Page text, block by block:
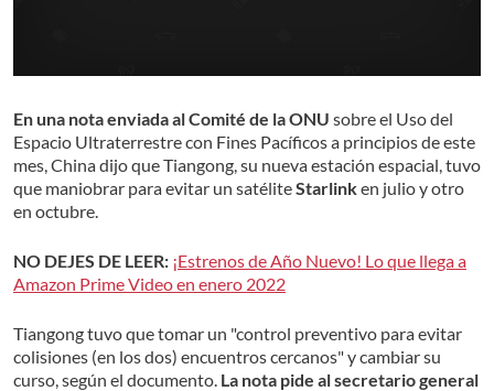
En una nota enviada al Comité de la ONU sobre el Uso del
Espacio Ultraterrestre con Fines Pacíficos a principios de este
mes, China dijo que Tiangong, su nueva estación espacial, tuvo
que maniobrar para evitar un satéliteStarlinken julio y otro
en octubre.
NO DEJES DE LEER: ¡Estrenos de Año Nuevo! Lo que llega a
Amazon Prime Video en enero 2022
Tiangong tuvo que tomar un "control preventivo para evitar
colisiones (en los dos) encuentros cercanos" y cambiar su
curso, según el documento. La nota pide al secretario general